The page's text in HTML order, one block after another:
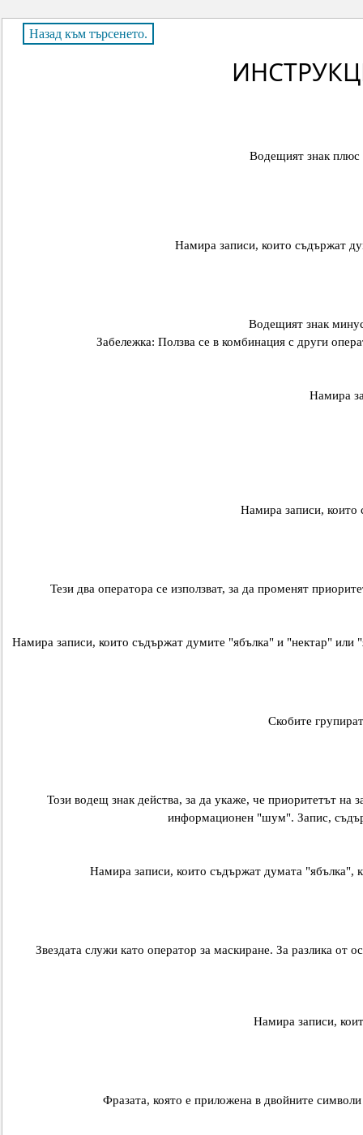
Водещият знак плюс
Намира записи, които съдържат
Водещият знак
Забележка: Ползва се в комбинация с други
Намира
Тези два оператора се използват, за да променят
Намира записи, които съдържат думите "ябълка" и "нектар" или
Скобите
Този водещ знак действа, за да укаже, че приоритетът на
информационен "шум". Запис,
Намира записи, които съдържат думата "ябълка",
Звездата служи като оператор за маскиране. За разлика от
Намира записи,
Фразата, която е приложена в двойните